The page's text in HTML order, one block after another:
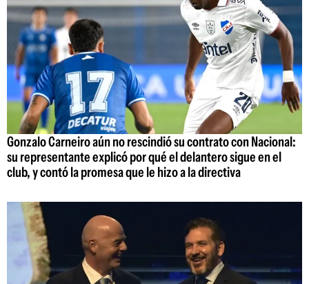
Gonzalo Carneiro aún no rescindió su contrato con Nacional:
su representante explicó por qué el delantero sigue en el
club, y contó la promesa que le hizo a la directiva